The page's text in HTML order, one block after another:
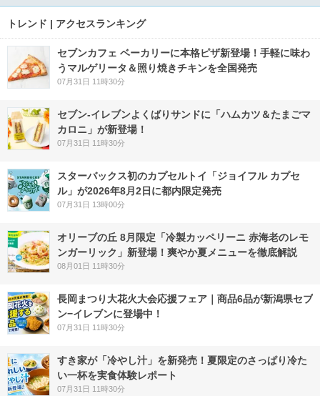
トレンド | アクセスランキング
セブンカフェ ベーカリーに本格ピザ新登場！手軽に味わ
うマルゲリータ＆照り焼きチキンを全国発売
07月31日 11時30分
セブン‐イレブンよくばりサンドに「ハムカツ＆たまごマ
カロニ」が新登場！
07月31日 11時30分
スターバックス初のカプセルトイ「ジョイフル カプセ
ル」が2026年8月2日に都内限定発売
07月31日 13時00分
オリーブの丘 8月限定「冷製カッペリーニ 赤海老のレモ
ンガーリック」新登場！爽やか夏メニューを徹底解説
08月01日 11時30分
長岡まつり大花火大会応援フェア｜商品6品が新潟県セブ
ン−イレブンに登場中！
07月31日 11時30分
すき家が「冷やし汁」を新発売！夏限定のさっぱり冷た
い一杯を実食体験レポート
07月31日 11時30分